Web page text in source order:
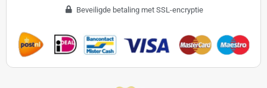
Beveiligde betaling met SSL-encryptie